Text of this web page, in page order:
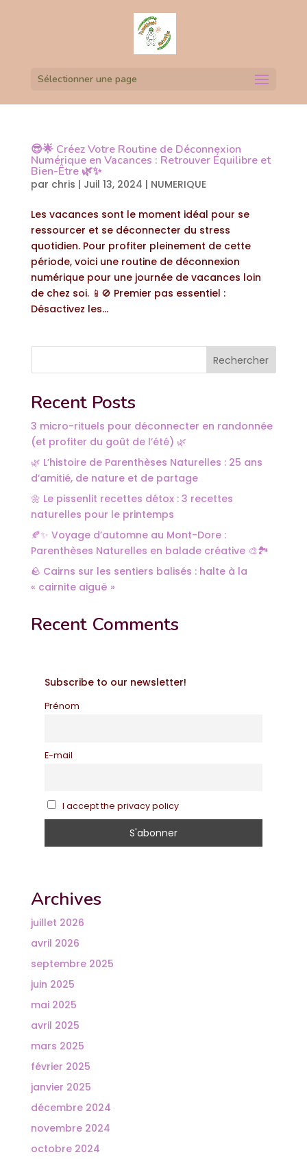
Sélectionner une page
😎🌟 Créez Votre Routine de Déconnexion
Numérique en Vacances : Retrouver Équilibre et
Bien-Être 🌿✨
par chris | Juil 13, 2024 | NUMERIQUE
Les vacances sont le moment idéal pour se
ressourcer et se déconnecter du stress
quotidien. Pour profiter pleinement de cette
période, voici une routine de déconnexion
numérique pour une journée de vacances loin
de chez soi. 📱🚫 Premier pas essentiel :
Désactivez les...
Rechercher
Recent Posts
3 micro-rituels pour déconnecter en randonnée
(et profiter du goût de l’été) 🌿
🌿 L’histoire de Parenthèses Naturelles : 25 ans
d’amitié, de nature et de partage
🌼 Le pissenlit recettes détox : 3 recettes
naturelles pour le printemps
🍂✨ Voyage d’automne au Mont-Dore :
Parenthèses Naturelles en balade créative 🎨🏞️
🪨 Cairns sur les sentiers balisés : halte à la
« cairnite aiguë »
Recent Comments
Subscribe to our newsletter!
Prénom
E-mail
I accept the privacy policy
Archives
juillet 2026
avril 2026
septembre 2025
juin 2025
mai 2025
avril 2025
mars 2025
février 2025
janvier 2025
décembre 2024
novembre 2024
octobre 2024